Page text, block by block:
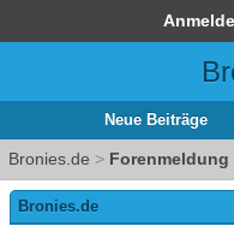
Neue Beiträge
Bronies.de > Forenmeldung
Bronies.de